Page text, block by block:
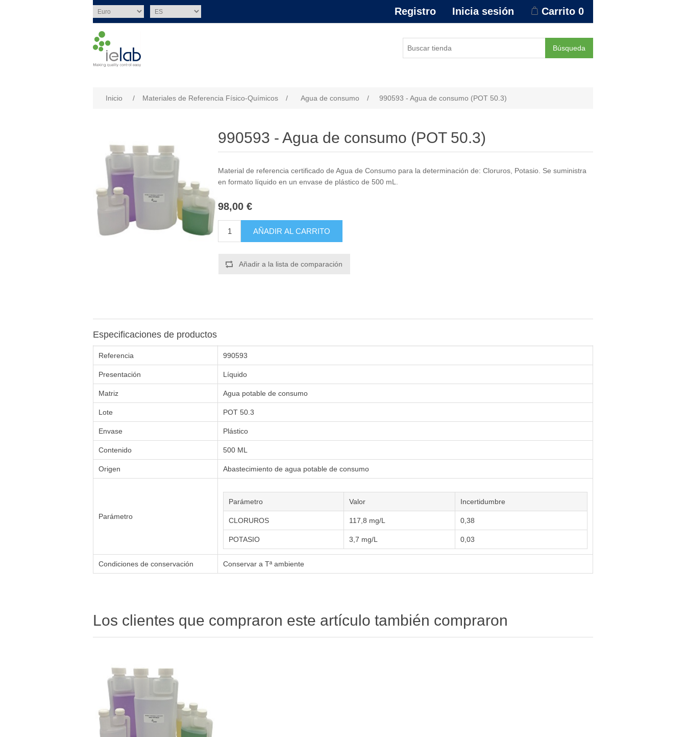
Registro Inicia sesión Carrito 0
Búsqueda
Inicio / Materiales de Referencia Físico-Químicos / Agua de consumo / 990593 - Agua de consumo (POT 50.3)
990593 - Agua de consumo (POT 50.3)
Material de referencia certificado de Agua de Consumo para la determinación de: Cloruros, Potasio. Se suministra
en formato líquido en un envase de plástico de 500 mL.
98,00 €
AÑADIR AL CARRITO
Añadir a la lista de comparación
Especificaciones de productos
Referencia 990593
Presentación Líquido
Matriz Agua potable de consumo
Lote POT 50.3
Envase Plástico
Contenido 500 ML
Origen Abastecimiento de agua potable de consumo
Parámetro
Parámetro Valor Incertidumbre
CLORUROS 117,8 mg/L 0,38
POTASIO 3,7 mg/L 0,03
Condiciones de conservación Conservar a Tª ambiente
Los clientes que compraron este artículo también compraron